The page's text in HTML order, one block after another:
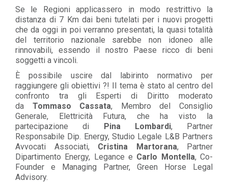
Se le Regioni applicassero in modo restrittivo la
distanza di 7 Km dai beni tutelati per i nuovi progetti
che da oggi in poi verranno presentati, la quasi totalità
del territorio nazionale sarebbe non idoneo alle
rinnovabili, essendo il nostro Paese ricco di beni
soggetti a vincoli.
È possibile uscire dal labirinto normativo per
raggiungere gli obiettivi ?! Il tema è stato al centro del
confronto tra gli Esperti di Diritto moderato
da
Tommaso Cassata, Membro del Consiglio
Generale, Elettricità Futura, che ha visto la
partecipazione di
Pina Lombardi, Partner
Responsabile Dip. Energy, Studio Legale L&B Partners
Avvocati Associati,
Cristina Martorana, Partner
Dipartimento Energy, Legance e Carlo Montella, Co-
Founder e Managing Partner, Green Horse Legal
Advisory.